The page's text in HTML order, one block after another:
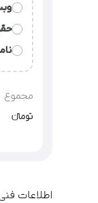
مجموع
تومان‫ء‬‫
اطلاعات